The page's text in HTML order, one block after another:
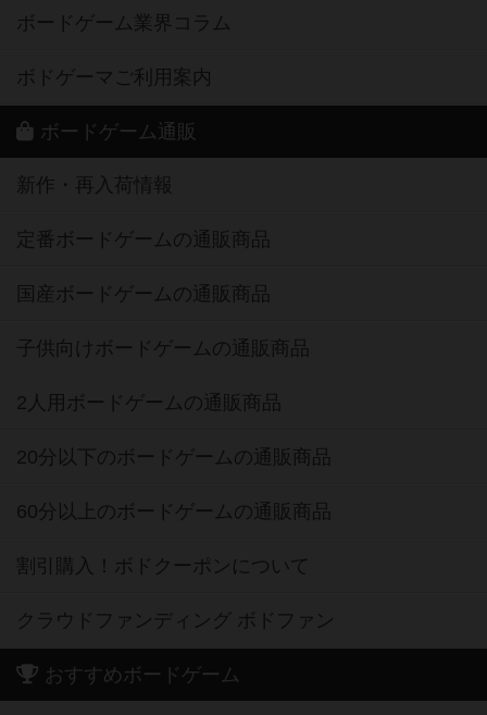
ボードゲーム業界コラム
ボドゲーマご利用案内
ボードゲーム通販
新作・再入荷情報
定番ボードゲームの通販商品
国産ボードゲームの通販商品
子供向けボードゲームの通販商品
2人用ボードゲームの通販商品
20分以下のボードゲームの通販商品
60分以上のボードゲームの通販商品
割引購入！ボドクーポンについて
クラウドファンディング ボドファン
おすすめボードゲーム